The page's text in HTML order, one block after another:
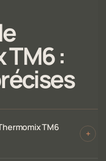
:
TM6
+